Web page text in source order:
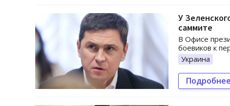
У
саммите
В Офисе
боевиков к
Украина
Подробнее